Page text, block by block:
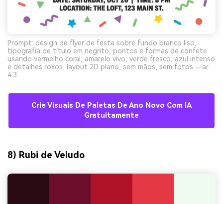
Prompt: design de flyer de festa sobre fundo branco liso,
tipografia de título em negrito, pontos e formas de confete
usando vermelho coral, amarelo vivo, verde fresco, azul intenso
e detalhes roxos, layout 2D plano, sem mãos, sem fotos --ar
4:3
Crie Visuais De Paletas De Ano Novo Com IA
Gratuitamente
8) Rubi de Veludo